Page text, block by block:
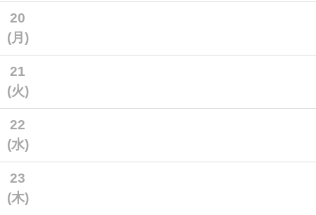
20
(月)
21
(火)
22
(水)
23
(木)